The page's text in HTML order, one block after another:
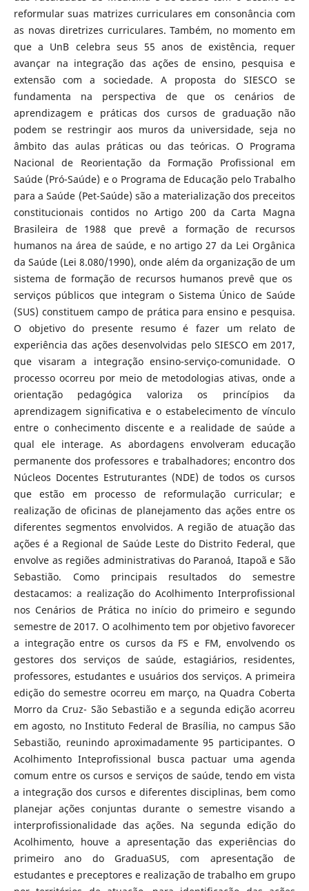
reformular suas matrizes curriculares em consonância com
as novas diretrizes curriculares. Também, no momento em
que a UnB celebra seus 55 anos de existência, requer
avançar na integração das ações de ensino, pesquisa e
extensão com a sociedade. A proposta do SIESCO se
fundamenta na perspectiva de que os cenários de
aprendizagem e práticas dos cursos de graduação não
podem se restringir aos muros da universidade, seja no
âmbito das aulas práticas ou das teóricas. O Programa
Nacional de Reorientação da Formação Profissional em
Saúde (Pró-Saúde) e o Programa de Educação pelo Trabalho
para a Saúde (Pet-Saúde) são a materialização dos preceitos
constitucionais contidos no Artigo 200 da Carta Magna
Brasileira de 1988 que prevê a formação de recursos
humanos na área de saúde, e no artigo 27 da Lei Orgânica
da Saúde (Lei 8.080/1990), onde além da organização de um
sistema de formação de recursos humanos prevê que os
serviços públicos que integram o Sistema Único de Saúde
(SUS) constituem campo de prática para ensino e pesquisa.
O objetivo do presente resumo é fazer um relato de
experiência das ações desenvolvidas pelo SIESCO em 2017,
que visaram a integração ensino-serviço-comunidade. O
processo ocorreu por meio de metodologias ativas, onde a
orientação pedagógica valoriza os princípios da
aprendizagem significativa e o estabelecimento de vínculo
entre o conhecimento discente e a realidade de saúde a
qual ele interage. As abordagens envolveram educação
permanente dos professores e trabalhadores; encontro dos
Núcleos Docentes Estruturantes (NDE) de todos os cursos
que estão em processo de reformulação curricular; e
realização de oficinas de planejamento das ações entre os
diferentes segmentos envolvidos. A região de atuação das
ações é a Regional de Saúde Leste do Distrito Federal, que
envolve as regiões administrativas do Paranoá, Itapoã e São
Sebastião. Como principais resultados do semestre
destacamos: a realização do Acolhimento Interprofissional
nos Cenários de Prática no início do primeiro e segundo
semestre de 2017. O acolhimento tem por objetivo favorecer
a integração entre os cursos da FS e FM, envolvendo os
gestores dos serviços de saúde, estagiários, residentes,
professores, estudantes e usuários dos serviços. A primeira
edição do semestre ocorreu em março, na Quadra Coberta
Morro da Cruz- São Sebastião e a segunda edição acorreu
em agosto, no Instituto Federal de Brasília, no campus São
Sebastião, reunindo aproximadamente 95 participantes. O
Acolhimento Inteprofissional busca pactuar uma agenda
comum entre os cursos e serviços de saúde, tendo em vista
a integração dos cursos e diferentes disciplinas, bem como
planejar ações conjuntas durante o semestre visando a
interprofissionalidade das ações. Na segunda edição do
Acolhimento, houve a apresentação das experiências do
primeiro ano do GraduaSUS, com apresentação de
estudantes e preceptores e realização de trabalho em grupo